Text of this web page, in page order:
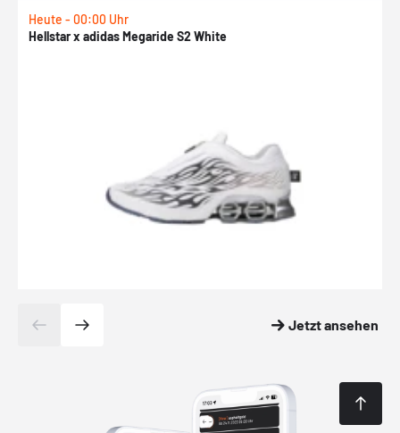
Heute - 00:00 Uhr
Hellstar x adidas Megaride S2 White
Jetzt ansehen